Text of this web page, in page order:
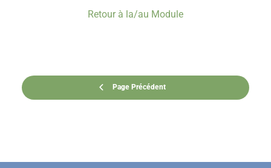
Page Précédent
Retour à la/au Module